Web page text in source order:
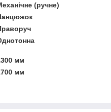
(ручне)
мм
мм